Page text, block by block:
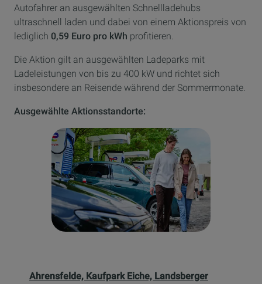
Autofahrer an ausgewählten Schnellladehubs
ultraschnell laden und dabei von einem Aktionspreis von
lediglich 0,59 Euro pro kWh profitieren.
Die Aktion gilt an ausgewählten Ladeparks mit
Ladeleistungen von bis zu 400 kW und richtet sich
insbesondere an Reisende während der Sommermonate.
Ausgewählte Aktionsstandorte:
Ahrensfelde, Kaufpark Eiche, Landsberger